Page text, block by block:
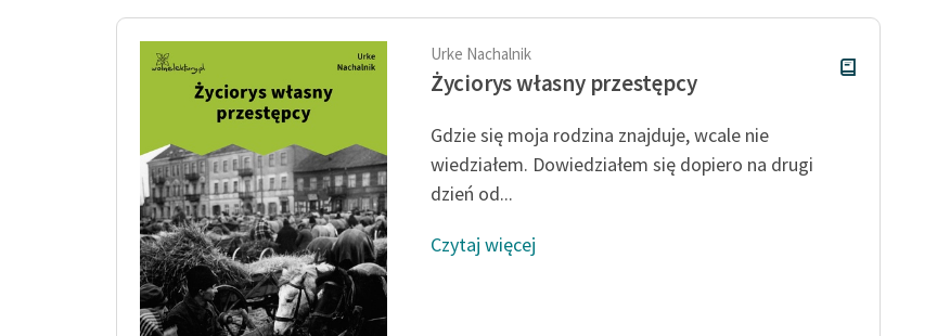
Urke Nachalnik
Życiorys własny przestępcy
Gdzie się moja rodzina znajduje, wcale nie
wiedziałem. Dowiedziałem się dopiero na drugi
dzień od...
Czytaj więcej